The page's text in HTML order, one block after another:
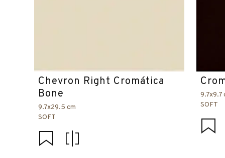
Chevron Right Cromática
Bone
9.7x29.5 cm
SOFT
9.7x9.7
SOFT